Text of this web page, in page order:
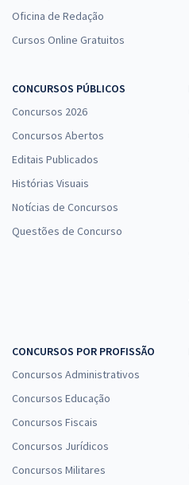
Oficina de Redação
Cursos Online Gratuitos
CONCURSOS PÚBLICOS
Concursos 2026
Concursos Abertos
Editais Publicados
Histórias Visuais
Notícias de Concursos
Questões de Concurso
CONCURSOS POR PROFISSÃO
Concursos Administrativos
Concursos Educação
Concursos Fiscais
Concursos Jurídicos
Concursos Militares